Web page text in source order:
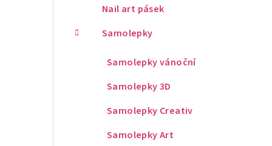
Nail art pásek
Samolepky
Samolepky vánoční
Samolepky 3D
Samolepky Creativ
Samolepky Art